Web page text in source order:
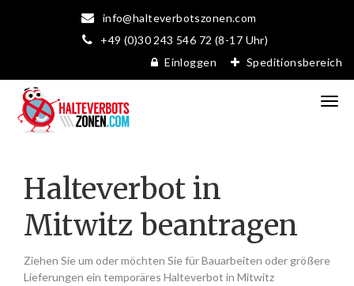
info@halteverbotszonen.com
+49 (0)30 243 546 72 (8-17 Uhr)
Einloggen
Speditionsbereich
Halteverbot in
Mitwitz beantragen
Ziehen Sie um oder möchten Sie für Bauarbeiten oder größere
Lieferungen ein temporäres Halteverbot in Mitwitz